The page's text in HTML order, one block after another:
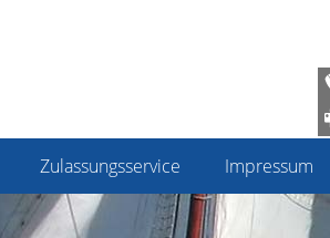
Zulassungsservice Impressum